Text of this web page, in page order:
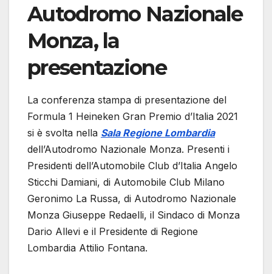
Autodromo Nazionale
Monza, la
presentazione
La conferenza stampa di presentazione del
Formula 1 Heineken Gran Premio d’Italia 2021
si è svolta nella Sala Regione Lombardia
dell’Autodromo Nazionale Monza. Presenti i
Presidenti dell’Automobile Club d’Italia Angelo
Sticchi Damiani, di Automobile Club Milano
Geronimo La Russa, di Autodromo Nazionale
Monza Giuseppe Redaelli, il Sindaco di Monza
Dario Allevi e il Presidente di Regione
Lombardia Attilio Fontana.